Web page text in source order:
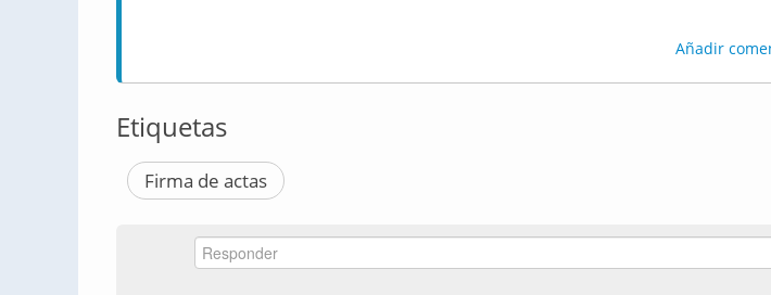
Añadir
Etiquetas
Firma de actas